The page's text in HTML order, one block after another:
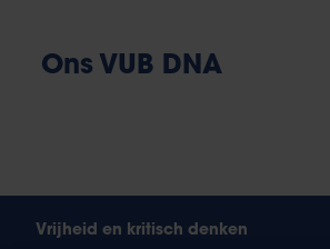
Ons VUB DNA
Vrijheid en kritisch denken